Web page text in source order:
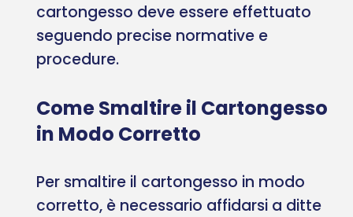
cartongesso deve essere effettuato
seguendo precise normative e
procedure.
Come Smaltire il Cartongesso
in Modo Corretto
Per smaltire il cartongesso in modo
corretto, è necessario affidarsi a ditte